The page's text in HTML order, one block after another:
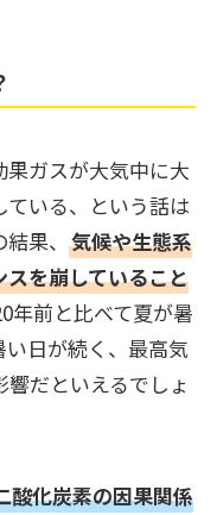
ガスが大気中に大
いる、という話は
果、 気候や生態系
を崩していること
年前と比べて夏が暑
日が続く、最高気
だといえるでしょ
酸化炭素の因果関係